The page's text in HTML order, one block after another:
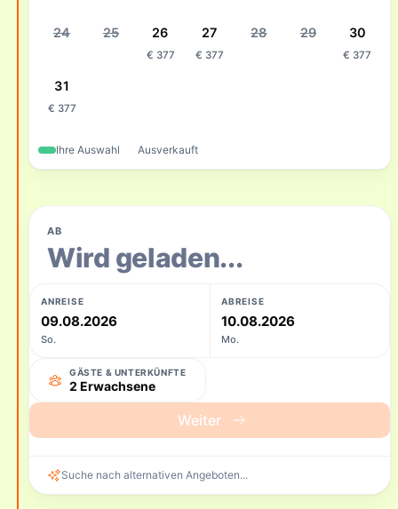
24 25 26
€ 377
27
€ 377
28 29 30
€ 377
31
€ 377
Ihre Auswahl Ausverkauft
AB
Wird geladen...
ANREISE
09.08.2026
So.
ABREISE
10.08.2026
Mo.
GÄSTE & UNTERKÜNFTE
2 Erwachsene
Weiter
Suche nach alternativen Angeboten...